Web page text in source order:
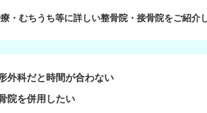
・むちうち等に詳しい整骨院・接骨院をご紹介
外科だと時間が合わない
院を併用したい